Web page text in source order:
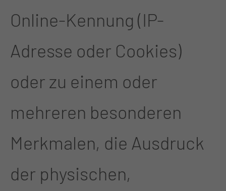
Online-Kennung (IP-
Adresse oder Cookies)
oder zu einem oder
mehreren besonderen
Merkmalen, die Ausdruck
der physischen,